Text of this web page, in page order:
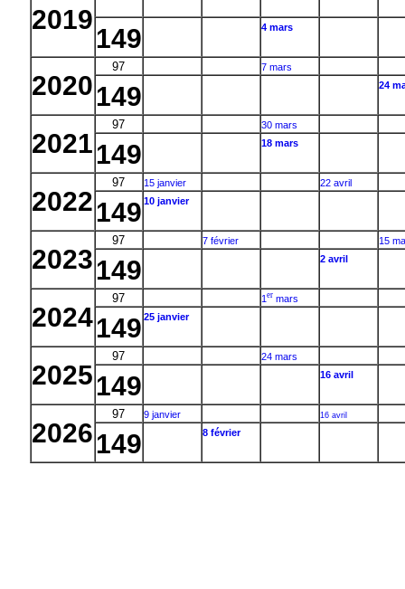
2019
149 4 mars
2020
97 7 mars
149 24
2021
97 30 mars
149 18 mars
2022
97 15 janvier 22 avril
149 10 janvier
2023
97 7 février 15
149 2 avril
2024
97 1 er mars
149 25 janvier
2025
97 24 mars
149 16 avril
2026
97 9 janvier 16 avril
149 8 février